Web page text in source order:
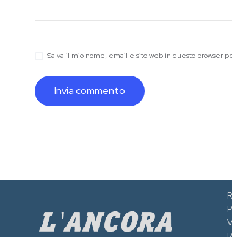
Salva il mio nome, email e sito web in questo browser